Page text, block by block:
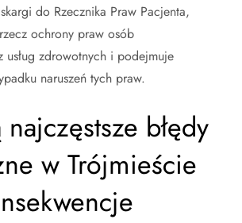
do Rzecznika Praw Pacjenta,
ochrony praw osób
usług zdrowotnych i podejmuje
naruszeń tych praw.
najczęstsze błędy
w Trójmieście